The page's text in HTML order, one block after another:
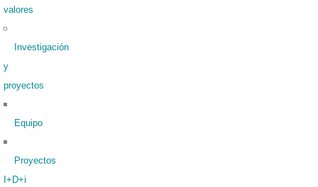
valores
Investigación
y
proyectos
Equipo
Proyectos
I+D+i